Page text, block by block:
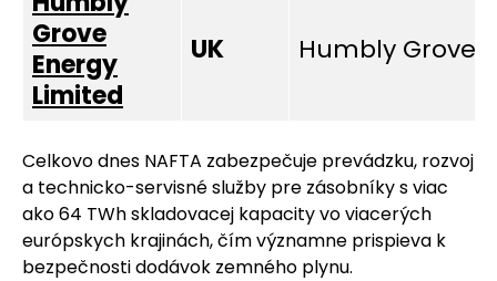
Grove
Energy
Limited
UK Humbly Grove
Celkovo dnes NAFTA zabezpečuje prevádzku, rozvoj
a technicko-servisné služby pre zásobníky s viac
ako 64 TWh skladovacej kapacity vo viacerých
európskych krajinách, čím významne prispieva k
bezpečnosti dodávok zemného plynu.